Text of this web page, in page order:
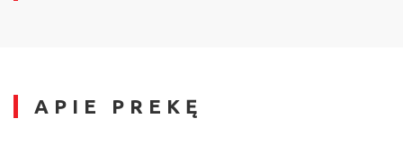
APIE PREKĘ